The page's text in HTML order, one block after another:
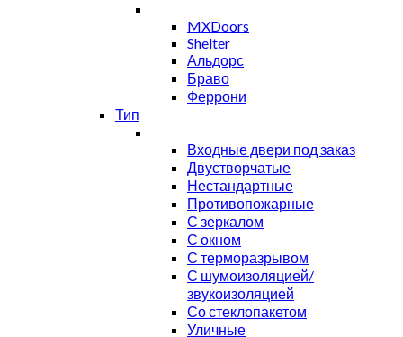
MXDoors
Shelter
Альдорс
Браво
Феррони
Тип
Входные двери под заказ
Двустворчатые
Нестандартные
Противопожарные
С зеркалом
С окном
С терморазрывом
С шумоизоляцией/
звукоизоляцией
Со стеклопакетом
Уличные